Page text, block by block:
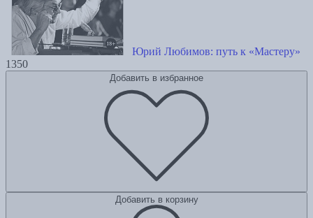
Юрий Любимов: путь к «Мастеру»
1350
Добавить в избранное
Добавить в корзину